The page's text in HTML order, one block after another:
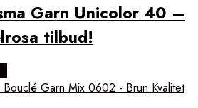
Garn Unicolor 40 –
tilbud!